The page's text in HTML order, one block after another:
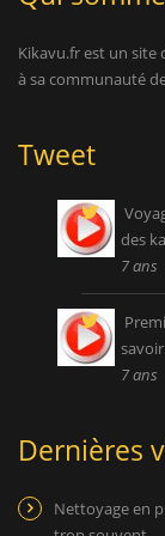
Kikavu.fr est un site
à sa communauté
Tweet
des
7 ans
7 ans
Dernières
Nettoyage en